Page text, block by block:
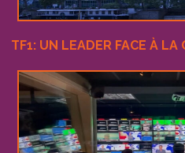
TF1: UN LEADER FACE À LA